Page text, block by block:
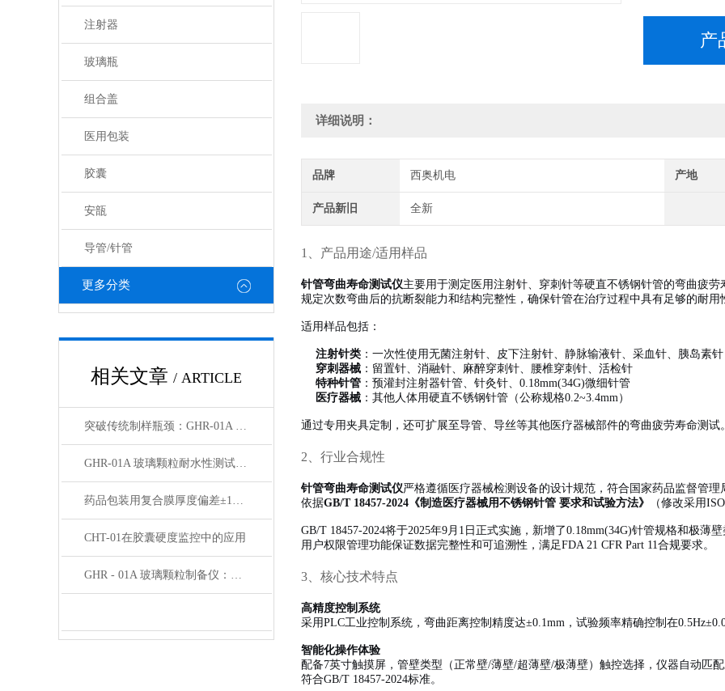
注射器
玻璃瓶
组合盖
医用包装
胶囊
安瓿
导管/针管
更多分类
相关文章 / ARTICLE
突破传统制样瓶颈：GHR-01A 玻璃颗粒制备仪实现 100% 自动化筛分
GHR-01A 玻璃颗粒耐水性测试设备：YBB/GB/ISO 多标准合规解决方案
药品包装用复合膜厚度偏差±10%如何准确判定
CHT-01在胶囊硬度监控中的应用
GHR - 01A 玻璃颗粒制备仪：满足多领域需求，推动玻璃耐水性检测发展
产
详细说明：
品牌 西奥机电 产地
产品新旧 全新
1、产品用途/适用样品
针管弯曲寿命测试仪主要用于测定医用注射针、穿刺针等硬直不锈钢针管的弯曲疲
规定次数弯曲后的抗断裂能力和结构完整性，确保针管在治疗过程中具有足够的耐
适用样品包括：
注射针类 ：一次性使用无菌注射针、皮下注射针、静脉输液针、采血针、胰岛素针
穿刺器械 ：留置针、消融针、麻醉穿刺针、腰椎穿刺针、活检针
特种针管 ：预灌封注射器针管、针灸针、0.18mm(34G)微细针管
医疗器械 ：其他人体用硬直不锈钢针管（公称规格0.2~3.4mm）
通过专用夹具定制，还可扩展至导管、导丝等其他医疗器械部件的弯曲疲劳寿命测试
2、行业合规性
针管弯曲寿命测试仪严格遵循医疗器械检测设备的设计规范，符合国家药品监督管
依据GB/T 18457-2024《制造医疗器械用不锈钢针管 要求和试验方法》 （修改采用
GB/T 18457-2024将于2025年9月1日正式实施，新增了0.18mm(34G)针管规格和极
用户权限管理功能保证数据完整性和可追溯性，满足FDA 21 CFR Part 11合规要求。
3、核心技术特点
高精度控制系统
采用PLC工业控制系统，弯曲距离控制精度达±0.1mm，试验频率精确控制在
智能化操作体验
配备7英寸触摸屏，管壁类型（正常壁/薄壁/超薄壁/极薄壁）触控选择，仪器自动匹
符合GB/T 18457-2024标准。